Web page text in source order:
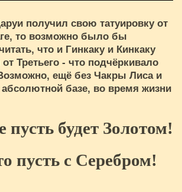
получил свою татуировку от
то возможно было бы
что и Гинкаку и Кинкаку
Третьего - что подчёркивало
ещё без Чакры Лиса и
базе, во время жизни
будет Золотом!
пусть с Серебром!